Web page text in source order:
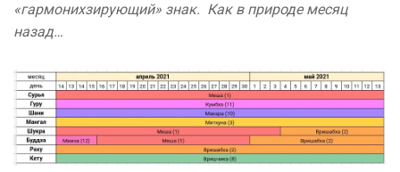
«гармонихзирующий» знак. Как в природе месяц
назад…